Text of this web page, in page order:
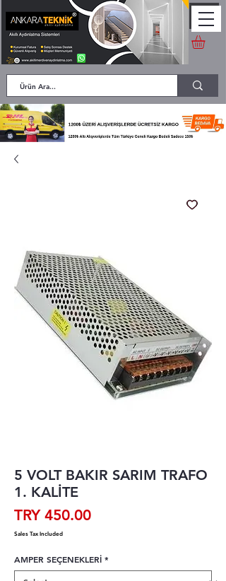
5 VOLT BAKIR SARIM TRAFO
1. KALİTE
TRY 450.00Price
Sales Tax Included
AMPER SEÇENEKLERİ *